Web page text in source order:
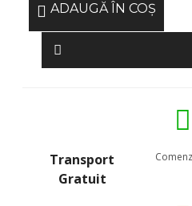
ADAUGĂ ÎN COŞ
Transport
Gratuit